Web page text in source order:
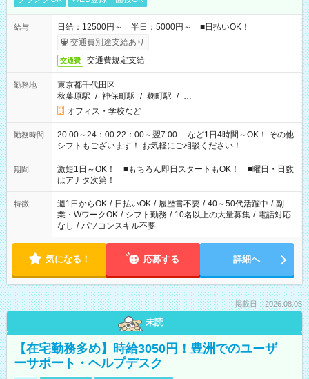
給与
日給：12500円～ 半日：5000円～ ■日払いOK！
交通費別途支給あり
交通費 交通費規定支給
勤務地
東京都千代田区
秋葉原駅 / 神保町駅 / 麹町駅 / …
オフィス・学校など
勤務時間
20:00～24：00 22：00～翌7:00 …など1日4時間～OK！ その他
シフトもございます！ お気軽にご相談ください！
期間
激短1日～OK！ ■もちろん即日スタートもOK！ ■曜日・日数
はアナタ次第！
特徴 週1日からOK / 日払いOK / 履歴書不要 / 40～50代活躍中 / 副
業・WワークOK / シフト勤務 / 10名以上の大量募集 / 電話対応
なし / パソコンスキル不要
気になる！ 応募する 詳細へ
掲載日：2026.08.05
未読
【在宅勤務多め】時給3050円！豊洲でのユーザ
ーサポート・ヘルプデスク